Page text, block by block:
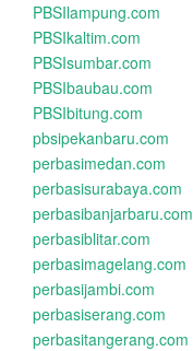
PBSIlampung.com
PBSIkaltim.com
PBSIsumbar.com
PBSIbaubau.com
PBSIbitung.com
pbsipekanbaru.com
perbasimedan.com
perbasisurabaya.com
perbasibanjarbaru.com
perbasiblitar.com
perbasimagelang.com
perbasijambi.com
perbasiserang.com
perbasitangerang.com